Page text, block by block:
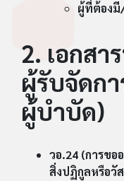
ผู้ที่ต้องมี
2. เอกสา
ผู้รับจัดก
ผู้บำบัด)
วอ.24 (การขอ
สิ่งปฏิกูลหรือวั